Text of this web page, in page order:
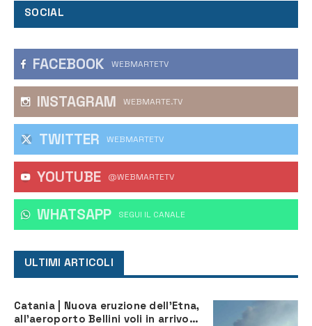
SOCIAL
FACEBOOK WEBMARTETV
INSTAGRAM WEBMARTE.TV
TWITTER WEBMARTETV
YOUTUBE @WEBMARTETV
WHATSAPP ‎SEGUI IL CANALE
ULTIMI ARTICOLI
Catania | Nuova eruzione dell’Etna,
all’aeroporto Bellini voli in arrivo